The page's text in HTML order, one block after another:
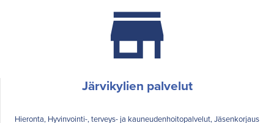
Järvikylien palvelut
Hieronta, Hyvinvointi-, terveys- ja kauneudenhoitopalvelut, Jäsenkorjaus